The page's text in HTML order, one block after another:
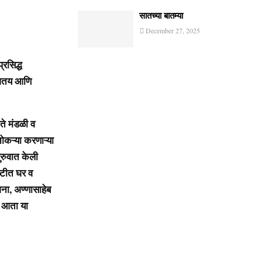
आणि
मंडळी व
करणाऱ्या
केली
घर व
अण्णासाहेब
या
सातच्या बातम्या
December 27, 2025